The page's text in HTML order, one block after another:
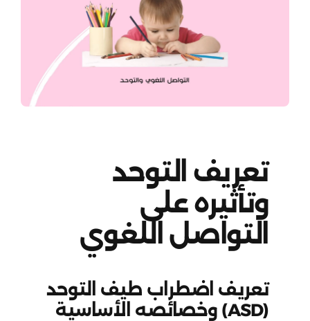
تعريف التوحد
وتأثيره على
التواصل اللغوي
تعريف اضطراب طيف التوحد
(ASD) وخصائصه الأساسية